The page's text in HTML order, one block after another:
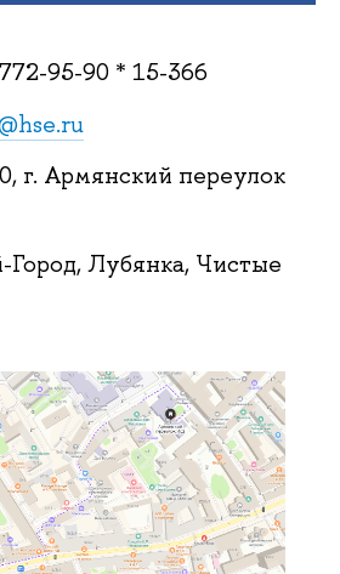
95-90 * 15-366
г. Армянский переулок
Город, Лубянка, Чистые